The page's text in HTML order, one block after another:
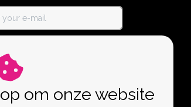
om onze website